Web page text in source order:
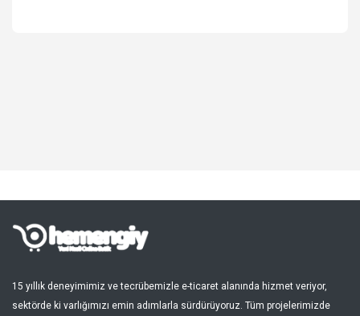
Giriş Yap
Kayıt Ol
15 yıllık deneyimimiz ve tecrübemizle e-ticaret alanında hizmet veriyor,
sektörde ki varlığımızı emin adımlarla sürdürüyoruz. Tüm projelerimizde